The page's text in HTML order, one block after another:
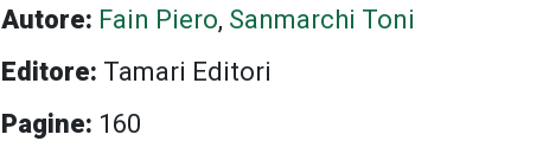
Autore: Fain Piero, Sanmarchi Toni
Editore: Tamari Editori
Pagine: 160